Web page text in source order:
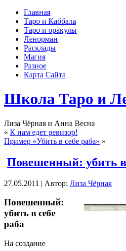
Главная
Таро и Каббала
Таро и оракулы
Ленорман
Расклады
Магия
Разное
Карта Сайта
Школа Таро и
Лиза Чёрная и Анна Весна
« К нам едет ревизор!
Пример «Убить в себе раба» »
Повешенный: убить в
27.05.2011 | Автор: Лиза Чёрная
Повешенный:
убить в себе
раба
На создание